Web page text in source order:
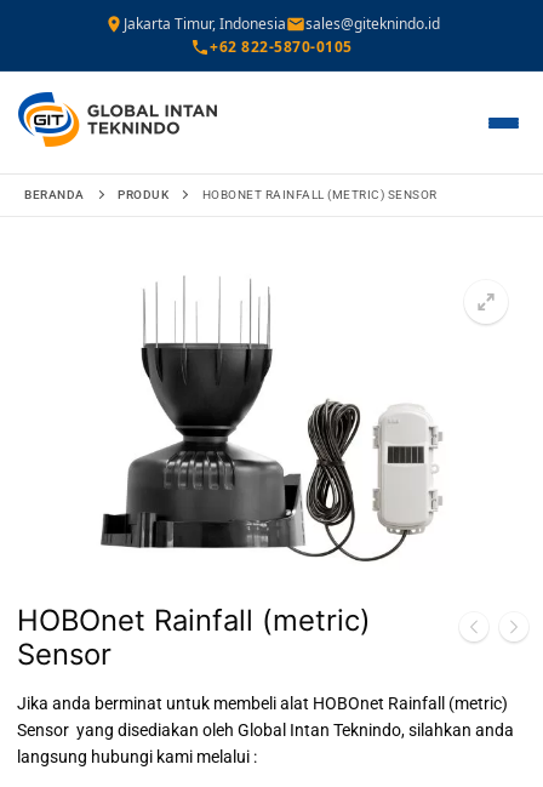
Jakarta Timur, Indonesia
sales@giteknindo.id
+62 822-5870-0105
Lompat
BERANDA PRODUK HOBONET RAINFALL (METRIC) SENSOR
HOBOnet Rainfall (metric)
Sensor
Jika anda berminat untuk membeli alat HOBOnet Rainfall (metric)
Sensor yang disediakan oleh Global Intan Teknindo, silahkan anda
langsung hubungi kami melalui :